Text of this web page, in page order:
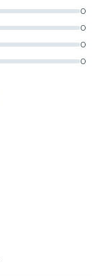
0
0
0
0